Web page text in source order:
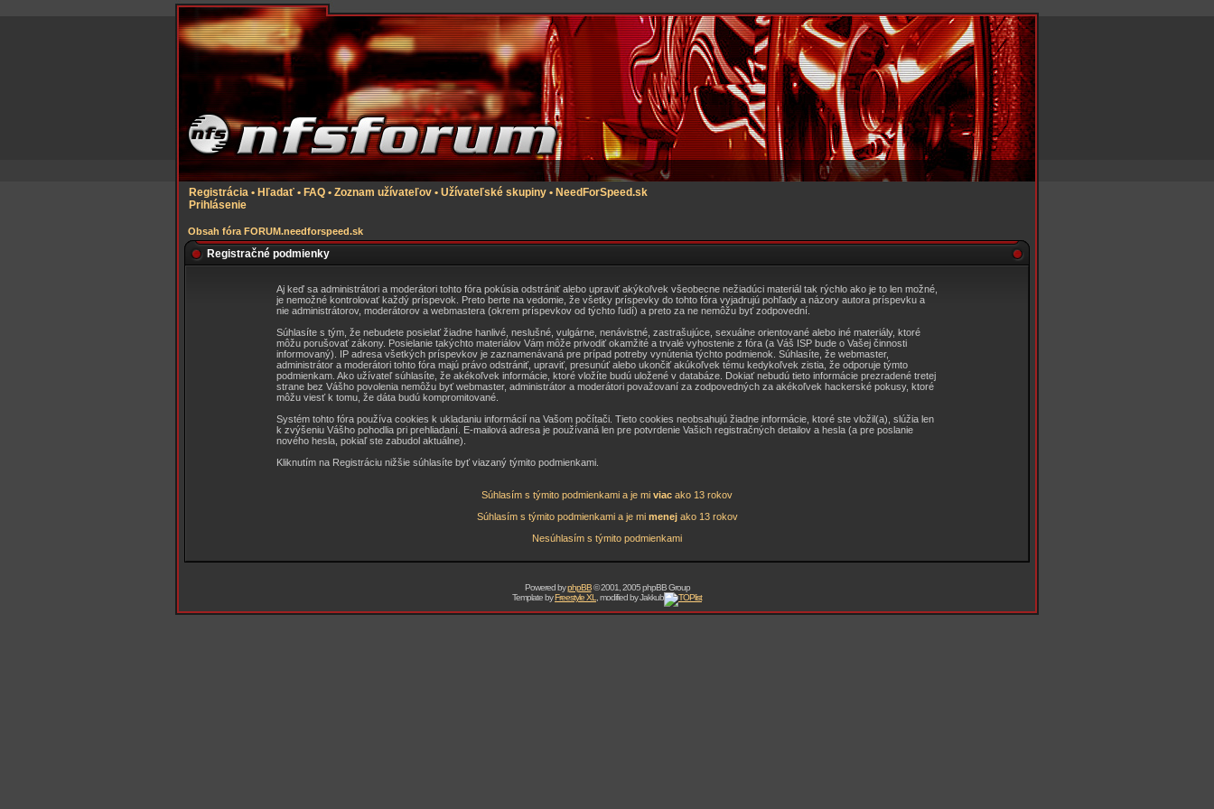
Registrácia • Hľadať • FAQ • Zoznam užívateľov • Užívateľské skupiny • NeedForSpeed.sk
Prihlásenie
Obsah fóra FORUM.needforspeed.sk
Registračné podmienky
Aj keď sa administrátori a moderátori tohto fóra pokúsia odstrániť alebo upraviť akýkoľvek všeobecne nežiadúci materiál tak rýchlo ako je to len možné,
je nemožné kontrolovať každý príspevok. Preto berte na vedomie, že všetky príspevky do tohto fóra vyjadrujú pohľady a názory autora príspevku a
nie administrátorov, moderátorov a webmastera (okrem príspevkov od týchto ľudí) a preto za ne nemôžu byť zodpovední.
Súhlasíte s tým, že nebudete posielať žiadne hanlivé, neslušné, vulgárne, nenávistné, zastrašujúce, sexuálne orientované alebo iné materiály, ktoré
môžu porušovať zákony. Posielanie takýchto materiálov Vám môže privodiť okamžité a trvalé vyhostenie z fóra (a Váš ISP bude o Vašej činnosti
informovaný). IP adresa všetkých príspevkov je zaznamenávaná pre prípad potreby vynútenia týchto podmienok. Súhlasíte, že webmaster,
administrátor a moderátori tohto fóra majú právo odstrániť, upraviť, presunúť alebo ukončiť akúkoľvek tému kedykoľvek zistia, že odporuje týmto
podmienkam. Ako užívateľ súhlasíte, že akékoľvek informácie, ktoré vložíte budú uložené v databáze. Dokiať nebudú tieto informácie prezradené tretej
strane bez Vášho povolenia nemôžu byť webmaster, administrátor a moderátori považovaní za zodpovedných za akékoľvek hackerské pokusy, ktoré
môžu viesť k tomu, že dáta budú kompromitované.
Systém tohto fóra používa cookies k ukladaniu informácií na Vašom počítači. Tieto cookies neobsahujú žiadne informácie, ktoré ste vložil(a), slúžia len
k zvýšeniu Vášho pohodlia pri prehliadaní. E-mailová adresa je používaná len pre potvrdenie Vašich registračných detailov a hesla (a pre poslanie
nového hesla, pokiaľ ste zabudol aktuálne).
Kliknutím na Registráciu nižšie súhlasíte byť viazaný týmito podmienkami.
Súhlasím s týmito podmienkami a je mi viac ako 13 rokov
Súhlasím s týmito podmienkami a je mi menejako 13 rokov
Nesúhlasím s týmito podmienkami
Powered byphpBB© 2001, 2005 phpBB Group
Template byFreestyle XL , modified by Jakkub